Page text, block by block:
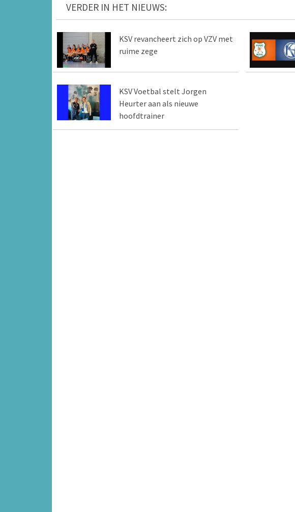
VERDER IN HET NIEUWS:
KSV revancheert zich op VZV met
ruime zege
KSV Voetbal stelt Jorgen
Heurter aan als nieuwe
hoofdtrainer